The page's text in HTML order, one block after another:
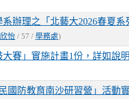
辦理之「北藝大2026春夏系
怡/ 57 / 學務處)
賽」實施計畫1份，詳如說
國防教育南沙研習營」活動